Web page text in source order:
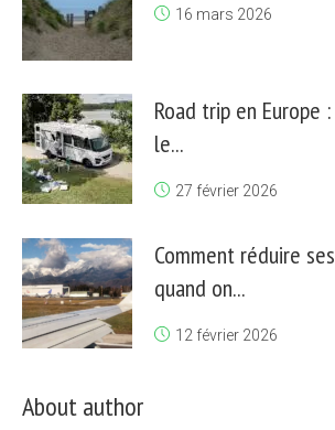
16 mars 2026
Road trip en Europe
le...
27 février 2026
Comment réduire
quand on...
12 février 2026
About author